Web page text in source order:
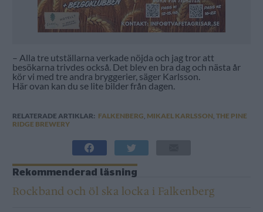
– Alla tre utställarna verkade nöjda och jag tror att
besökarna trivdes också. Det blev en bra dag och nästa år
kör vi med tre andra bryggerier, säger Karlsson.
Här ovan kan du se lite bilder från dagen.
RELATERADE ARTIKLAR: FALKENBERG, MIKAEL KARLSSON, THE PINE
RIDGE BREWERY
Rekommenderad läsning
Rockband och öl ska locka i Falkenberg